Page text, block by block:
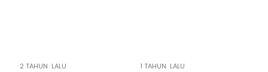
2 TAHUN LALU 1 TAHUN LALU